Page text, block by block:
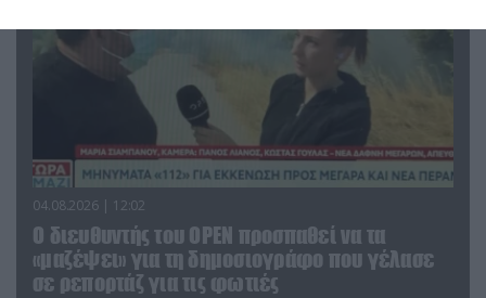
04.08.2026 | 12:02
O διευθυντής του OPEN προσπαθεί να τα
«μαζέψει» για τη δημοσιογράφο που γέλασε
σε ρεπορτάζ για τις φωτιές